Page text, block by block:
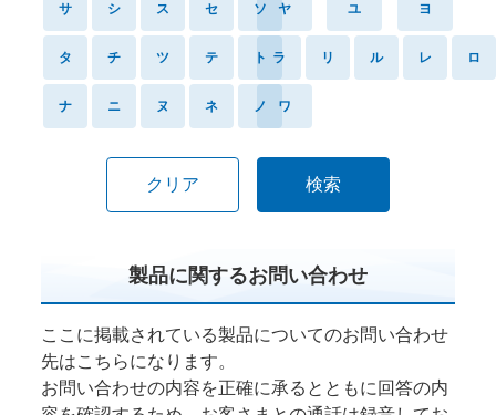
サ シ ス セ ソ
タ チ ツ テ ト
ナ ニ ヌ ネ ノ
ヤ ユ ヨ
ラ リ ル レ ロ
ワ
検索
製品に関するお問い合わせ
ここに掲載されている製品についてのお問い合わせ
先はこちらになります。
お問い合わせの内容を正確に承るとともに回答の内